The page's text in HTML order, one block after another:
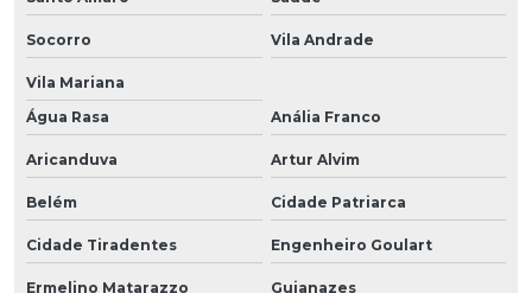
Socorro Vila Andrade
Vila Mariana
Água Rasa
Anália Franco
Aricanduva Artur Alvim
Belém Cidade Patriarca
Cidade Tiradentes Engenheiro Goulart
Ermelino Matarazzo Guianazes